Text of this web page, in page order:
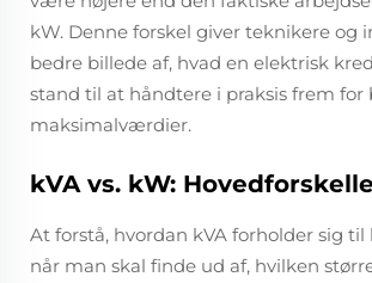
kW. Denne forskel giver teknikere og
bedre billede af, hvad en elektrisk
stand til at håndtere i praksis frem for
maksimalværdier.
kVA vs. kW: Hovedforskelle
At forstå, hvordan kVA forholder sig til
når man skal finde ud af, hvilken